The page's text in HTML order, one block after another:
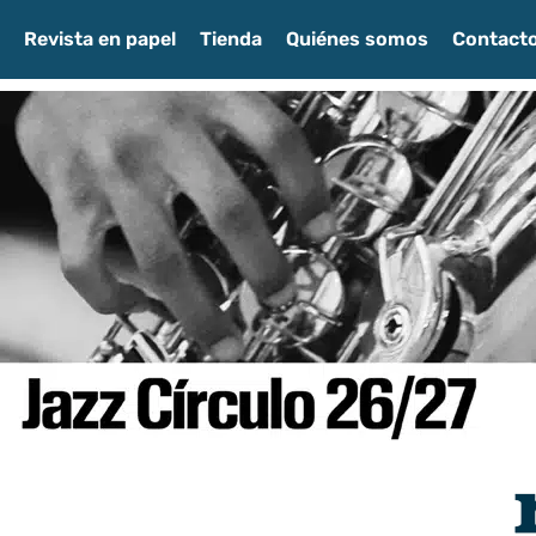
Revista en papel Tienda Quiénes somos